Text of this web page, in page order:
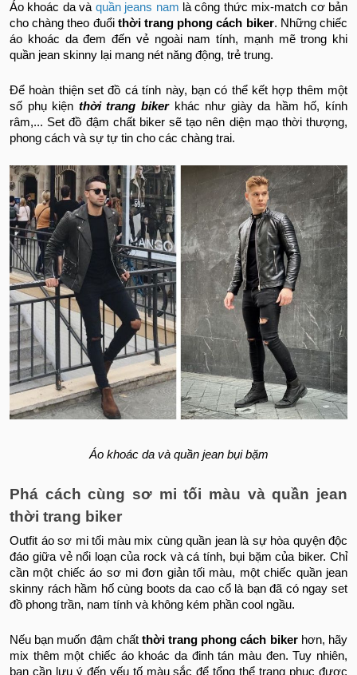
Áo khoác da và quần jeans nam là công thức mix-match cơ bản
cho chàng theo đuổi thời trang phong cách biker. Những chiếc
áo khoác da đem đến vẻ ngoài nam tính, mạnh mẽ trong khi
quần jean skinny lại mang nét năng động, trẻ trung.
Để hoàn thiện set đồ cá tính này, bạn có thể kết hợp thêm một
số phụ kiện thời trang bikerkhác như giày da hầm hố, kính
râm,... Set đồ đậm chất biker sẽ tạo nên diện mạo thời thượng,
phong cách và sự tự tin cho các chàng trai.
Áo khoác da và quần jean bụi bặm
Phá cách cùng sơ mi tối màu và quần jean
thời trang biker
Outfit áo sơ mi tối màu mix cùng quần jean là sự hòa quyện độc
đáo giữa vẻ nổi loạn của rock và cá tính, bụi bặm của biker. Chỉ
cần một chiếc áo sơ mi đơn giản tối màu, một chiếc quần jean
skinny rách hầm hố cùng boots da cao cổ là bạn đã có ngay set
đồ phong trần, nam tính và không kém phần cool ngầu.
Nếu bạn muốn đậm chấtthời trang phong cách biker hơn, hãy
mix thêm một chiếc áo khoác da đinh tán màu đen. Tuy nhiên,
bạn cần lưu ý đến yếu tố màu sắc để tổng thể trang phục được